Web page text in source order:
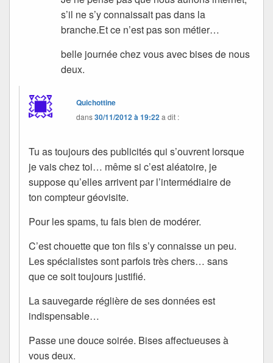
s’il ne s’y connaissait pas dans la
branche.Et ce n’est pas son métier…
belle journée chez vous avec bises de nous
deux.
Quichottine
dans30/11/2012 à 19:22 a dit :
Tu as toujours des publicités qui s’ouvrent lorsque
je vais chez toi… même si c’est aléatoire, je
suppose qu’elles arrivent par l’intermédiaire de
ton compteur géovisite.
Pour les spams, tu fais bien de modérer.
C’est chouette que ton fils s’y connaisse un peu.
Les spécialistes sont parfois très chers… sans
que ce soit toujours justifié.
La sauvegarde réglière de ses données est
indispensable…
Passe une douce soirée. Bises affectueuses à
vous deux.